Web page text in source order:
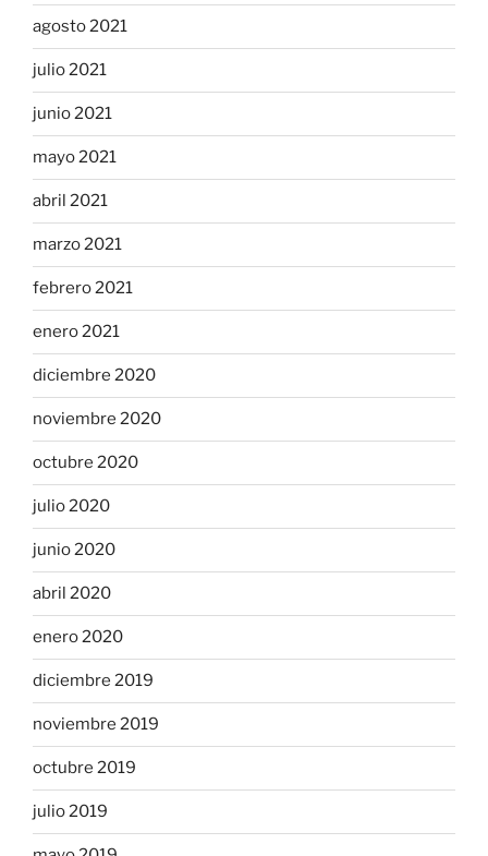
agosto 2021
julio 2021
junio 2021
mayo 2021
abril 2021
marzo 2021
febrero 2021
enero 2021
diciembre 2020
noviembre 2020
octubre 2020
julio 2020
junio 2020
abril 2020
enero 2020
diciembre 2019
noviembre 2019
octubre 2019
julio 2019